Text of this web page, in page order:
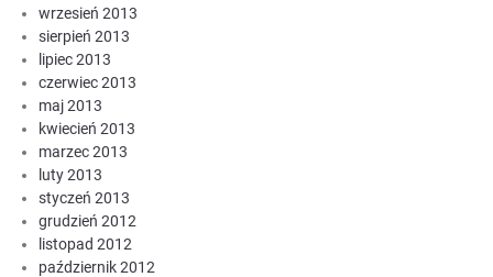
wrzesień 2013
sierpień 2013
lipiec 2013
czerwiec 2013
maj 2013
kwiecień 2013
marzec 2013
luty 2013
styczeń 2013
grudzień 2012
listopad 2012
październik 2012